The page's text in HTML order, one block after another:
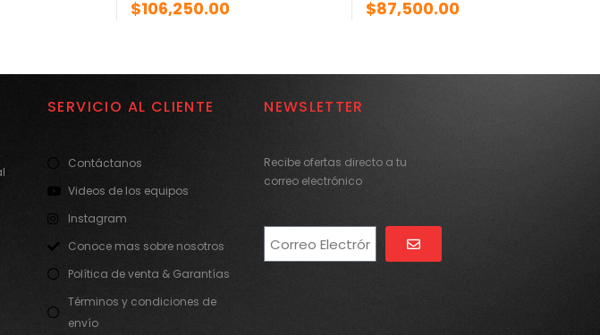
$106,250.00 $87,500.00
SERVICIO AL CLIENTE
Contáctanos
Videos de los equipos
Instagram
Conoce mas sobre nosotros
Política de venta & Garantías
Términos y condiciones de
envío
NEWSLETTER
Recibe ofertas directo a tu
correo electrónico